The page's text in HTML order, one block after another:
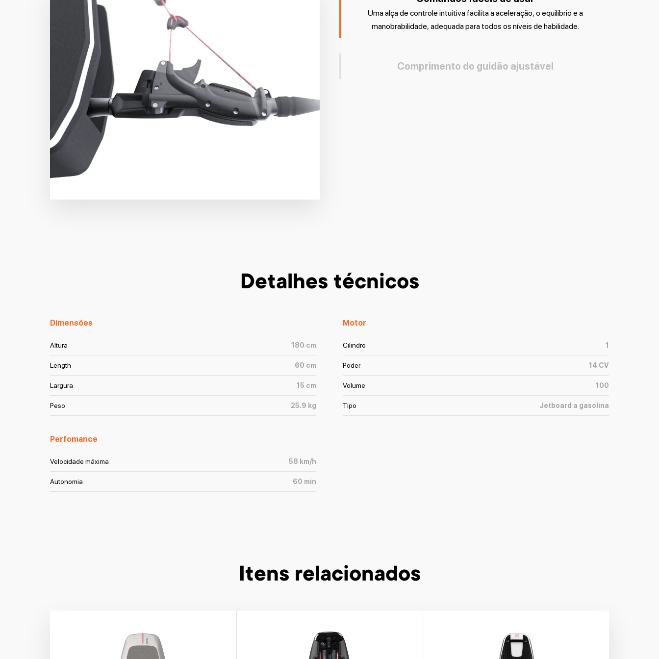
Uma alça de controle intuitiva facilita a aceleração, o equilíbrio e a
manobrabilidade, adequada para todos os níveis de habilidade.
Comprimento do guidão ajustável
Detalhes técnicos
Dimensões
Altura 180 cm
Length 60 cm
Largura 15 cm
Peso 25.9 kg
Perfomance
Velocidade máxima 58 km/h
Autonomia 60 min
Motor
Cilindro 1
Poder 14 CV
Volume 100
Tipo Jetboard a gasolina
Itens relacionados